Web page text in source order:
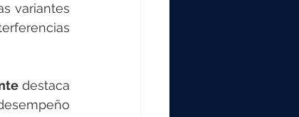
variantes
destaca